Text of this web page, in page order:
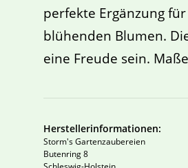
perfekte Ergänzung
blühenden Blumen.
eine Freude sein.
Herstellerinformationen:
Storm's Gartenzaubereien
Butenring 8